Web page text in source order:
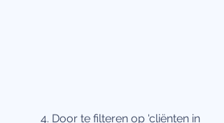
4. Door te filteren op 'cliënten in